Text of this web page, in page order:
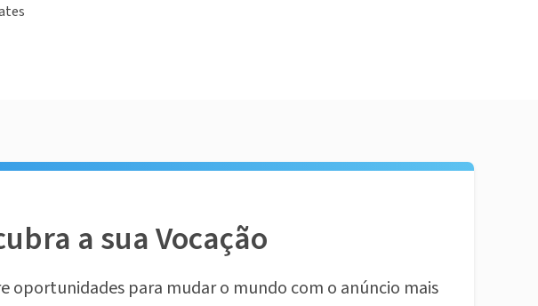
a sua Vocação
oportunidades para mudar o mundo com o anúncio mais